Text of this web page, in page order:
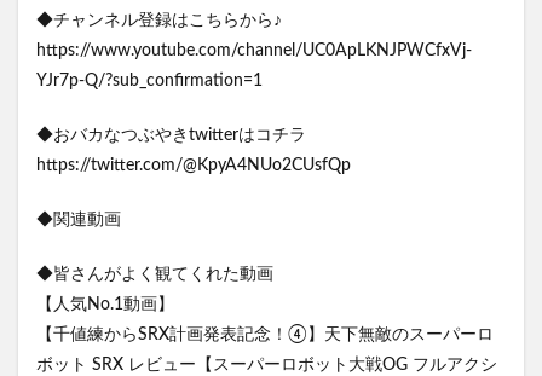
◆チャンネル登録はこちらから♪
https://www.youtube.com/channel/UC0ApLKNJPWCfxVj-
YJr7p-Q/?sub_confirmation=1
◆おバカなつぶやきtwitterはコチラ
https://twitter.com/@KpyA4NUo2CUsfQp
◆関連動画
◆皆さんがよく観てくれた動画
【人気No.1動画】
【千値練からSRX計画発表記念！④】天下無敵のスーパーロ
ボット SRX レビュー【スーパーロボット大戦OG フルアクシ